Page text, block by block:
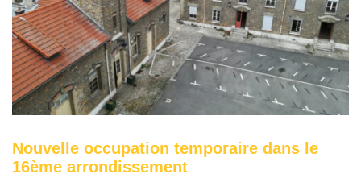
Nouvelle occupation temporaire dans le
16ème arrondissement